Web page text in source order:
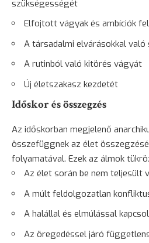
szükségességét
Elfojtott vágyak és ambíciók
A társadalmi elvárásokkal
A rutinból való kitörés vágyát
Új életszakasz kezdetét
Időskor és összegzés
Az időskorban megjelenő
összefüggnek az élet
folyamatával. Ezek az álmok
Az élet során be nem teljesült
A múlt feldolgozatlan
A halállal és elmúlással
Az öregedéssel járó